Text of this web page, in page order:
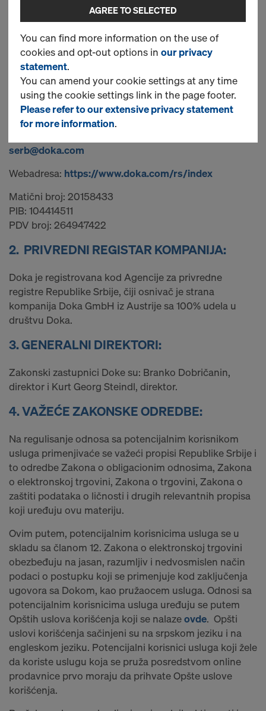
Pun naziv poslovnog imena: Preduzeće za oplatnu
tehniku, trgovinu i usluge Doka serb doo Šimanovci
Skraćeno poslovno ime: Doka Serb doo Šimanovci (u
daljem tekstu: „
Doka
Adresa sedišta i Adresa za prijem pošte: Svetogorska
4, 22310 Šimanovci, Pećinci
serb@doka.com
Webadresa: https://www.doka.com/rs/index
Matični broj: 20158433
PIB: 104414511
PDV broj: 264947422
2. PRIVREDNI REGISTAR KOMPANIJA:
Doka je registrovana kod Agencije za privredne
registre Republike Srbije, čiji osnivač je strana
kompanija Doka GmbH iz Austrije sa 100% udela u
društvu Doka.
3. GENERALNI DIREKTORI:
Zakonski zastupnici Doke su: Branko Dobričanin,
direktor i Kurt Georg Steindl, direktor.
4. VAŽEĆE ZAKONSKE ODREDBE:
Na regulisanje odnosa sa potencijalnim korisnikom
usluga primenjivaće se važeći propisi Republike Srbije i
to odredbe Zakona o obligacionim odnosima, Zakona
o elektronskoj trgovini, Zakona o trgovini, Zakona o
zaštiti podataka o ličnosti i drugih relevantnih propisa
koji uređuju ovu materiju.
Ovim putem, potencijalnim korisnicima usluga se u
skladu sa članom 12. Zakona o elektronskoj trgovini
obezbeđuju na jasan, razumljiv i nedvosmislen način
podaci o postupku koji se primenjuje kod zaključenja
ugovora sa Dokom, kao pružaocem usluga. Odnosi sa
potencijalnim korisnicima usluga uređuju se putem
Opštih uslova korišćenja koji se nalazeovde. Opšti
uslovi korišćenja sačinjeni su na srpskom jeziku i na
engleskom jeziku. Potencijalni korisnici usluga koji žele
da koriste uslugu koja se pruža posredstvom online
prodavnice prvo moraju da prihvate Opšte uslove
korišćenja.
AGREE TO SELECTED
You can find more information on the use of
cookies and opt-out options in our privacy
statement.
You can amend your cookie settings at any time
using the cookie settings link in the page footer.
Please refer to our extensive privacy statement
for more information.